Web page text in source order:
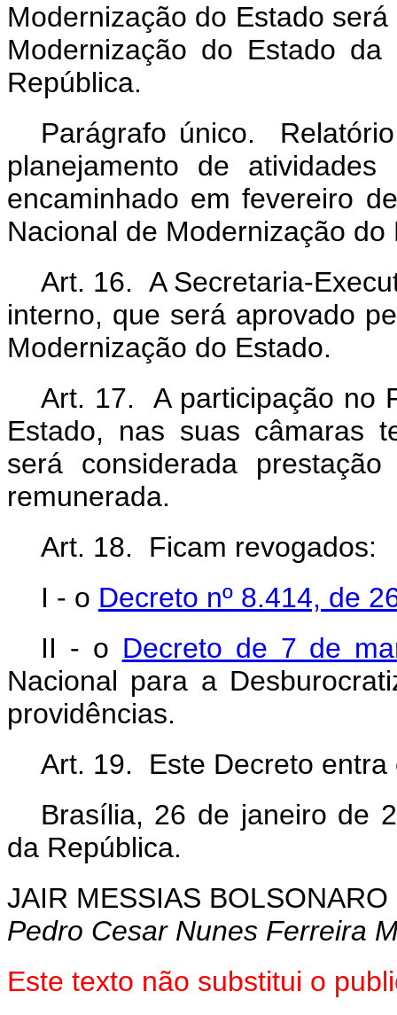
Modernização do Estado
Modernização do Estado
República.
Parágrafo único.
planejamento de
encaminhado em fevereiro
Nacional de Modernização
Art. 16. A Secretaria-
interno, que será aprovado
Modernização do Estado.
Art. 17. A participação no
Estado, nas suas câmaras
será considerada
remunerada.
Art. 18. Ficam revogados:
I - o Decreto nº 8.414, de
II - o Decreto de 7 de
Nacional para a
providências.
Art. 19. Este Decreto entra
Brasília, 26 de janeiro de
da República.
JAIR MESSIAS BOLSONARO
Pedro Cesar Nunes Ferreira
Este texto não substitui o